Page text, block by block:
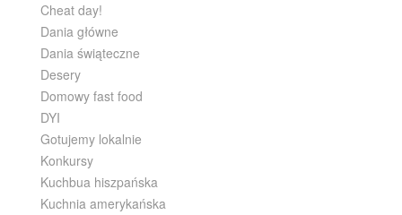
Cheat day!
Dania główne
Dania świąteczne
Desery
Domowy fast food
DYI
Gotujemy lokalnie
Konkursy
Kuchbua hiszpańska
Kuchnia amerykańska